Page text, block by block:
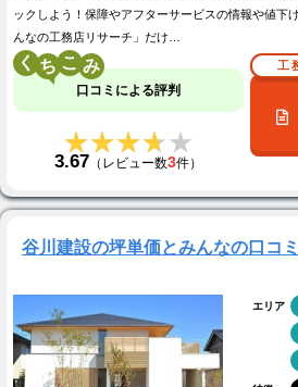
ックしよう！保障やアフターサービスの情報や値下
んなの工務店リサーチ」だけ…
く こ
口コミによる評判
★★★★★
★★★★★
3.67 （レビュー数3件）
工
谷川建設の坪単価とみんなの口コ
エリア